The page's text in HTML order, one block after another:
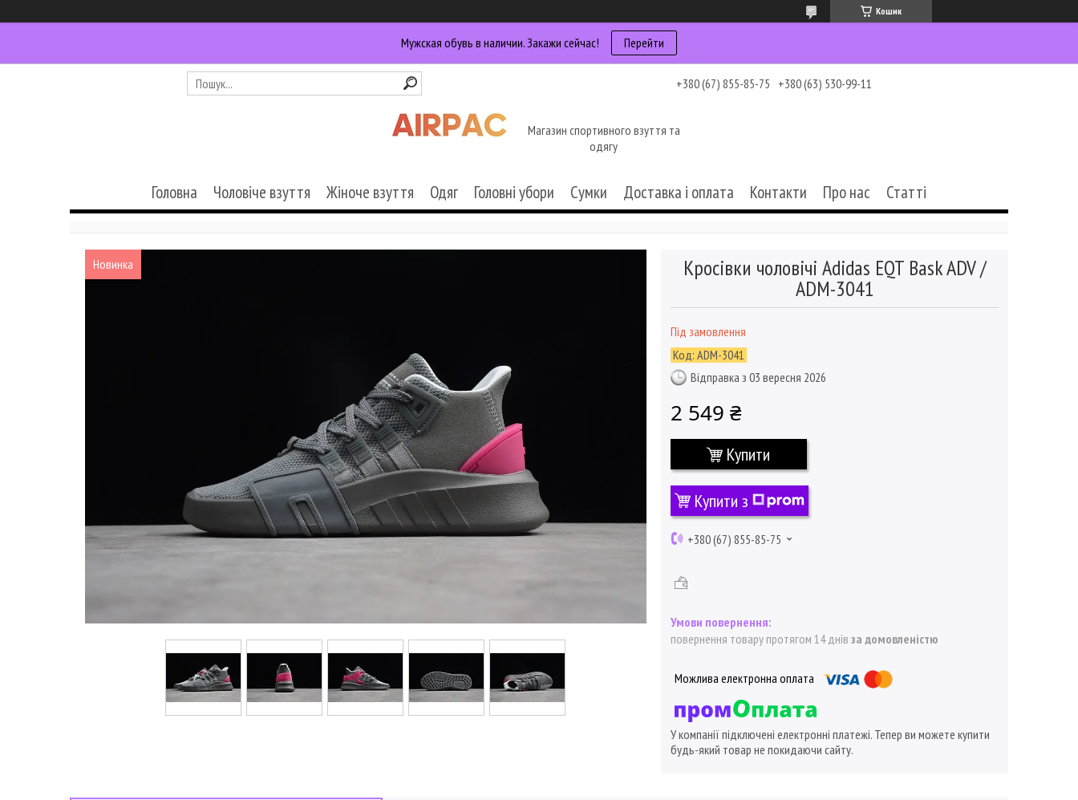
Кошик
Мужская обувь в наличии. Закажи сейчас! Перейти
+380 (67) 855-85-75 +380 (63) 530-99-11
Магазин спортивного взуття та
одягу
Головна Чоловіче взуття Жіноче взуття Одяг Головні убори Сумки Доставка і оплата Контакти Про нас Статті
Новинка Кросівки чоловічі Adidas EQT Bask ADV /
ADM-3041
Під замовлення
Код: ADM-3041
Відправка з 03 вересня 2026
2 549 ₴
Купити
Купити з
+380 (67) 855-85-75
повернення товару протягом 14 днів за домовленістю
У компанії підключені електронні платежі. Тепер ви можете купити
будь-який товар не покидаючи сайту.